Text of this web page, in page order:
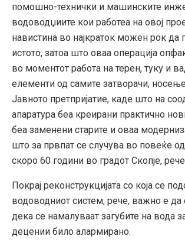
помошно-технички и машинските
водоводџиите кои работеа на овој
навистина во најкраток можен рок да
истото, затоа што оваа операција
во моментот работа на терен, туку и
елементи од самите затворачи,
Јавното претпријатие, каде што на
апаратура беа креирани практично
беа заменени старите и оваа
што за првпат се случува во повеќе
скоро 60 години во градот Скопје,
Покрај реконструкцијата со која се
водоводниот систем, рече, важно е да
дека се намалуваат загубите на вода
децении било алармирано.